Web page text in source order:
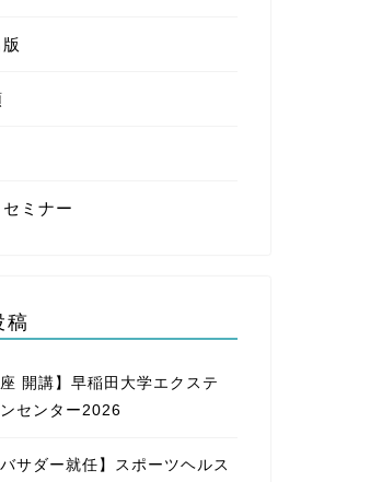
ミナー
稿
座 開講】早稲田大学エクステ
センター2026
バサダー就任】スポーツヘルス